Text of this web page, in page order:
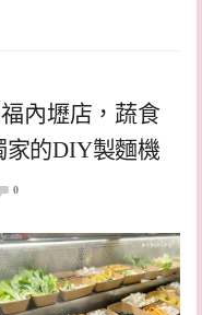
內壢店，蔬食
家的DIY製麵機
0